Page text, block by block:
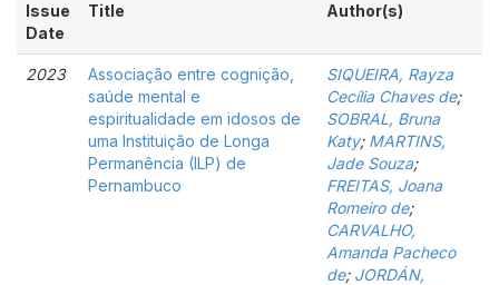
Issue
Date
Title Author(s)
2023
Associação entre cognição,
saúde mental e
espiritualidade em idosos de
uma Instituição de Longa
Permanência (ILP) de
Pernambuco
SIQUEIRA, Rayza
Cecília Chaves de;
SOBRAL, Bruna
Katy; MARTINS,
Jade Souza;
FREITAS, Joana
Romeiro de;
CARVALHO,
Amanda Pacheco
de; JORDÁN,